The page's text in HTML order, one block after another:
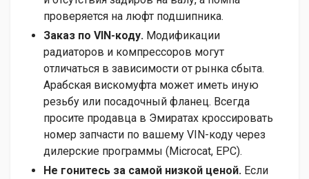
проверяется на люфт подшипника.
Заказ по VIN-коду. Модификации
радиаторов и компрессоров могут
отличаться в зависимости от рынка сбыта.
Арабская вискомуфта может иметь иную
резьбу или посадочный фланец. Всегда
просите продавца в Эмиратах кроссировать
номер запчасти по вашему VIN-коду через
дилерские программы (Microcat, EPC).
Не гонитесь за самой низкой ценой. Если